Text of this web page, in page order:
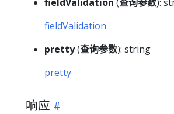
fieldValidation
pretty(查询参数): string
pretty
响应